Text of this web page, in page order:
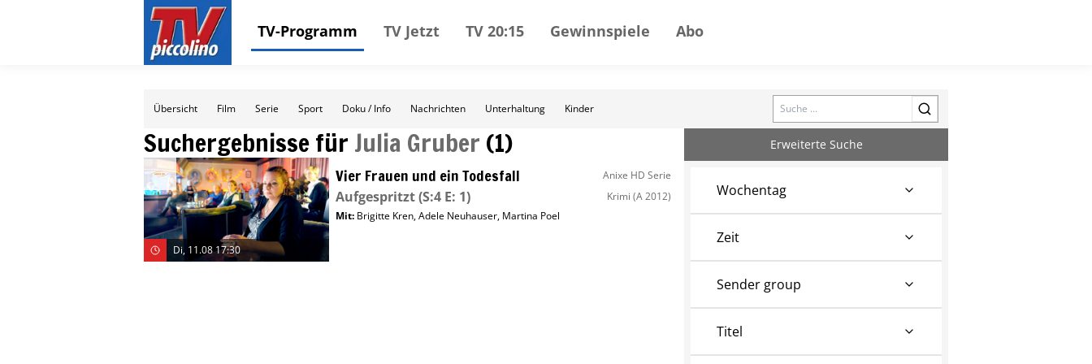
TV-Programm TV Jetzt TV 20:15 Gewinnspiele Abo
Übersicht Film Serie Sport Doku / Info Nachrichten Unterhaltung Kinder Search
Suchergebnisse für Julia Gruber (1)
Di, 11.08 17:30
Vier Frauen und ein Todesfall Anixe HD Serie
Aufgespritzt(S:4 E: 1) Krimi (A 2012)
Mit: Brigitte Kren,Adele Neuhauser, Martina Poel
Erweiterte Suche
Wochentag
Zeit
Sender group
Titel